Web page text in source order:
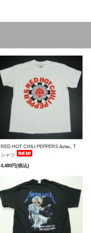
RED HOT CHILI PEPPERS Aztec, T
シャツ
4,480円(税込)